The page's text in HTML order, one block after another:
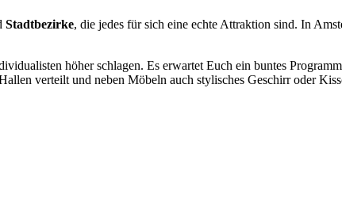
Stadtbezirke, die jedes für sich eine echte Attraktion sind. In
höher schlagen. Es erwartet Euch ein buntes
verteilt und neben Möbeln auch stylisches Geschirr oder